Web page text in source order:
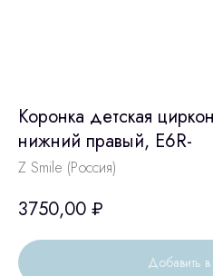
Коронка детская
нижний правый, E6R-
Z Smile (Россия)
3750,00 ₽
Добавить